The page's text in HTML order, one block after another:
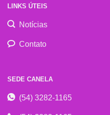
LINKS ÚTEIS
Notícias
Contato
SEDE CANELA
(54) 3282-1165